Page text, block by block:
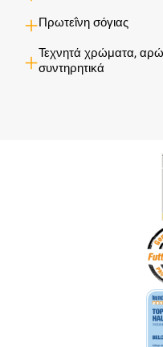
Πρωτεΐνη σόγιας
Τεχνητά χρώματα,
συντηρητικά